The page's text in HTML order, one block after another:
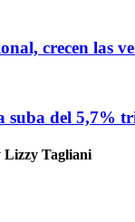
crecen las
suba del 5,7%
Lizzy Tagliani